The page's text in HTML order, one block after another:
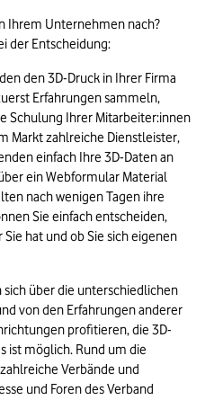
Ihrem Unternehmen nach?
der Entscheidung:
den 3D-Druck in Ihrer Firma
Erfahrungen sammeln,
Schulung Ihrer Mitarbeiter:innen
Markt zahlreiche Dienstleister,
einfach Ihre 3D-Daten an
ein Webformular Material
nach wenigen Tagen ihre
Sie einfach entscheiden,
hat und ob Sie sich eigenen
sich über die unterschiedlichen
von den Erfahrungen anderer
profitieren, die 3D-
ist möglich. Rund um die
Verbände und
und Foren des Verband